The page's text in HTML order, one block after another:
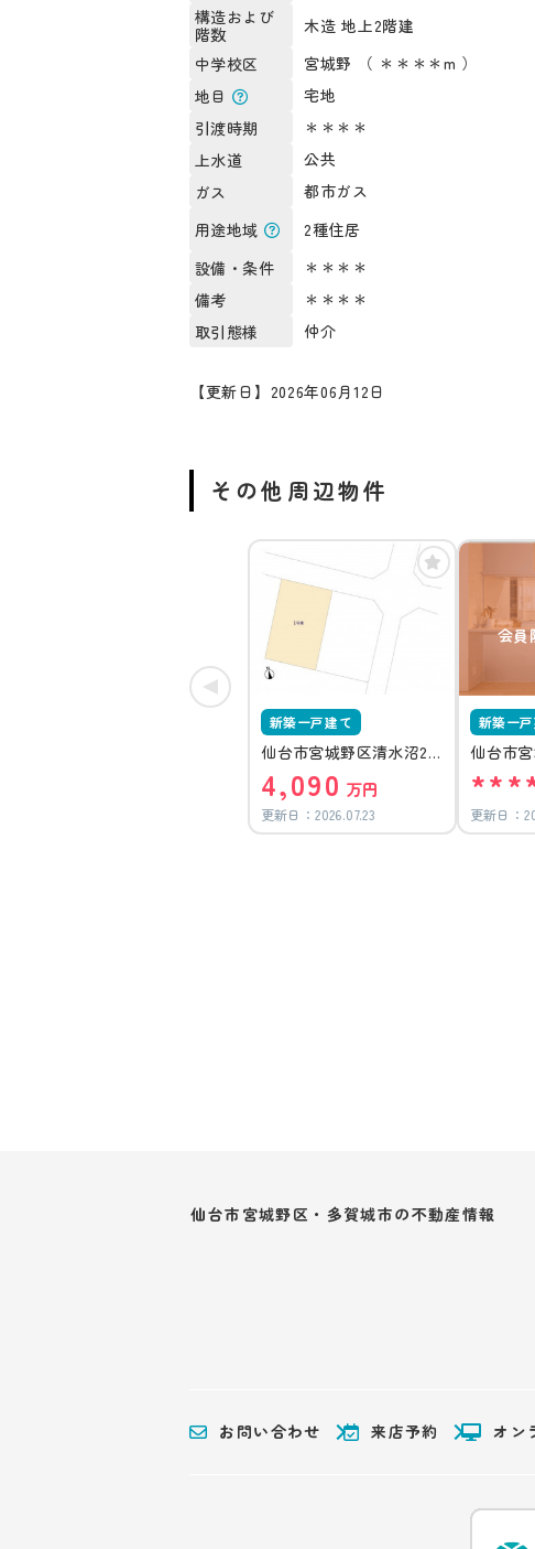
構造および
階数
木造 地上2階建
中学校区
宮城野 （ ＊＊＊＊m ）
地目
宅地
引渡時期
＊＊＊＊
上水道
公共
ガス
都市ガス
用途地域
2種住居
設備・条件
＊＊＊＊
備考
＊＊＊＊
取引態様
仲介
【更新日】2026年06月12日
その他周辺物件
新築一戸建て
仙台市宮城野区清水沼2
丁目1号棟
4,090 万円
更新日：2026.07.23
会員
新築一
仙台市
更新日：
仙台市宮城野区・多賀城市の不動産情報
お問い合わせ 来店予約 オン